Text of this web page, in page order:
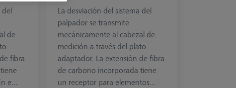
del
de
fibra
e...
La desviación del sistema del
palpador se transmite
mecánicamente al cabezal de
medición a través del plato
adaptador. La extensión de fibra
de carbono incorporada tiene
un receptor para elementos...